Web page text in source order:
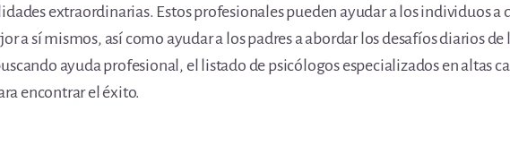
extraordinarias. Estos profesionales pueden ayudar a los individuos a
a sí mismos, así como ayudar a los padres a abordar los desafíos diarios de
ayuda profesional, el listado de psicólogos especializados en altas
encontrar el éxito.